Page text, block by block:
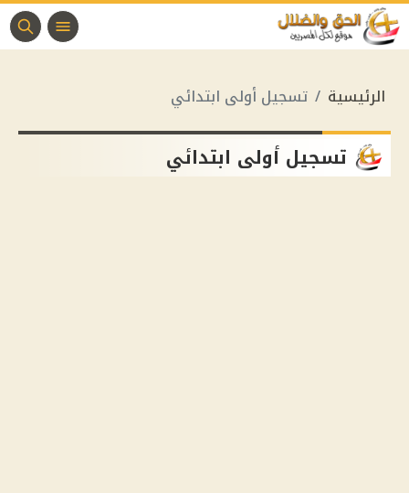
الرئيسية تسجيل أولى ابتدائي
تسجيل أولى ابتدائي